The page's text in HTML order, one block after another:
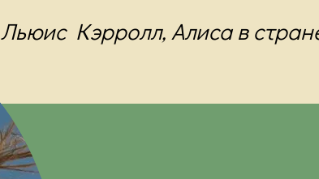
Льюис Кэрролл, Алиса в